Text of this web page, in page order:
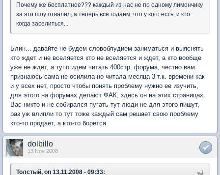
Почему же бесплатное??? каждый из нас не по одному лимончику
за это шоу отвалил, а теперь все годаем, что у кого есть, и кто
когда заселиться...
Блин... давайте не будем словоблудием заниматься и выяснять
кто ждет и не вселяется кто не вселяется и ждет, а кто вообще
уже не ждет, а тупо идем читать 400стр. форума, честно вам
признаюсь сама не осилила но читала месяца 3 т.к. времени как
и у всех нет, просто чтобы понять проблему нужно ее изучить,
для этого на форумах делают ФАК, здесь он на этих страницах.
Вас никто и не собирался пугать тут люди не для этого пишут,
раз уж влипли то тут тоже каждый сам решает свою проблему
кто-то продает, а кто-то борется
dolbillo
13 Nov 2008
Толстый, on 13.11.2008 - 09:33: